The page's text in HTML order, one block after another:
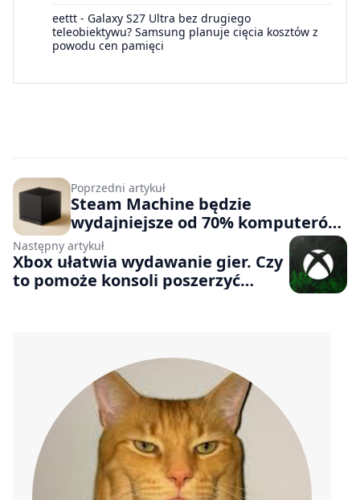
eettt - Galaxy S27 Ultra bez drugiego
teleobiektywu? Samsung planuje cięcia kosztów z
powodu cen pamięci
Poprzedni artykuł
Steam Machine będzie
wydajniejsze od 70% komputerów
do gier. Inżynier Valve uchyla
rąbka tajemnicy
Następny artykuł
Xbox ułatwia wydawanie gier. Czy
to pomoże konsoli poszerzyć